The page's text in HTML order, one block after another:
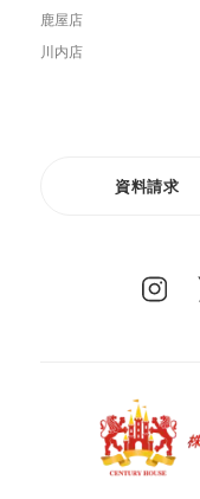
鹿屋店
川内店
資料請求